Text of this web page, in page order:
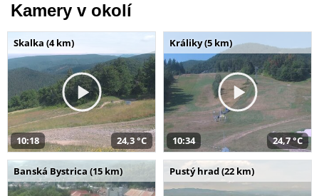
Kamery v okolí
Skalka (4 km)
10:18 24,3 °C
Králiky (5 km)
10:34 24,7 °C
Banská Bystrica (15 km) Pustý hrad (22 km)